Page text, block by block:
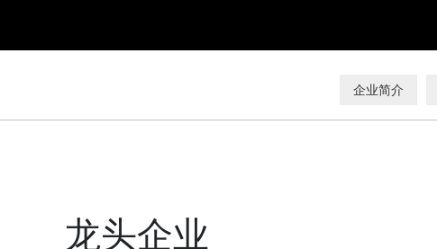
企业简介
龙头企业